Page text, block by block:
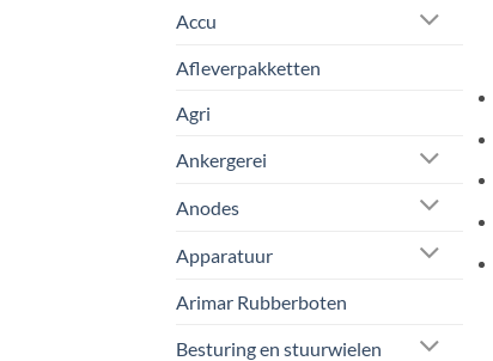
Accu
Afleverpakketten
Agri
Ankergerei
Anodes
Apparatuur
Arimar Rubberboten
Besturing en stuurwielen